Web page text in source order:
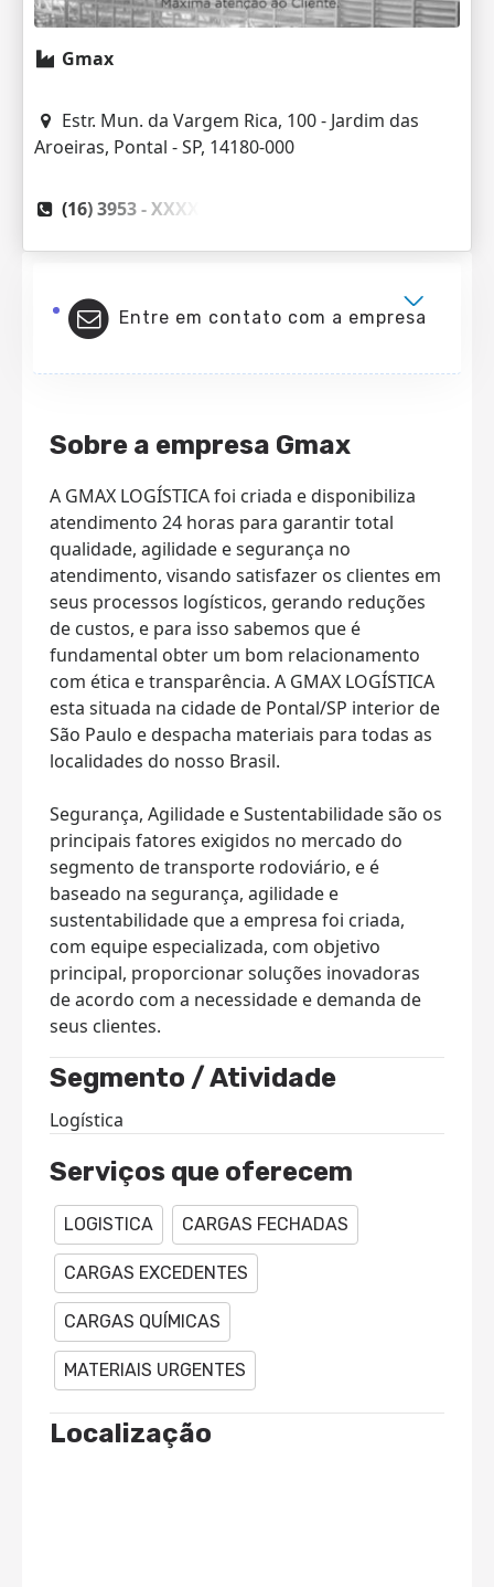
Gmax
Estr. Mun. da Vargem Rica, 100 - Jardim das
Aroeiras, Pontal - SP, 14180-000
(16) 3953 -XXXX
Entre em contato com a empresa
Sobre a empresa Gmax
A GMAX LOGÍSTICA foi criada e disponibiliza
atendimento 24 horas para garantir total
qualidade, agilidade e segurança no
atendimento, visando satisfazer os clientes em
seus processos logísticos, gerando reduções
de custos, e para isso sabemos que é
fundamental obter um bom relacionamento
com ética e transparência. A GMAX LOGÍSTICA
esta situada na cidade de Pontal/SP interior de
São Paulo e despacha materiais para todas as
localidades do nosso Brasil.
Segurança, Agilidade e Sustentabilidade são os
principais fatores exigidos no mercado do
segmento de transporte rodoviário, e é
baseado na segurança, agilidade e
sustentabilidade que a empresa foi criada,
com equipe especializada, com objetivo
principal, proporcionar soluções inovadoras
de acordo com a necessidade e demanda de
seus clientes.
Segmento / Atividade
Logística
Serviços que oferecem
LOGISTICA CARGAS FECHADAS
CARGAS EXCEDENTES
CARGAS QUÍMICAS
MATERIAIS URGENTES
Localização